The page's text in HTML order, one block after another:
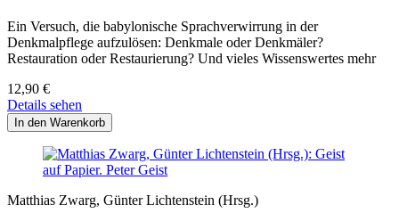
Ein Versuch, die babylonische Sprachverwirrung in der
Denkmalpflege aufzulösen: Denkmale oder Denkmäler?
Restauration oder Restaurierung? Und vieles Wissenswertes mehr
12,90 €
Details sehen
Matthias Zwarg, Günter Lichtenstein (Hrsg.)